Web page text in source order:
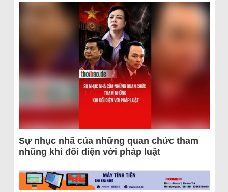
Sự nhục nhã của những quan chức tham
nhũng khi đối diện với pháp luật